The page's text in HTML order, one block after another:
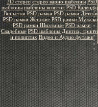
3D стерео стерео варио шаблоны PSD
шаблоны шаблоны визиток PSD
Виньетки PSD рамки PSD рамки Детские
PSD рамки Женские PSD рамки
PSD рамки Школьные PSD рамки
Свадебные PSD шаблоны Диптих,
и полиптих Видео и Аудио футажи